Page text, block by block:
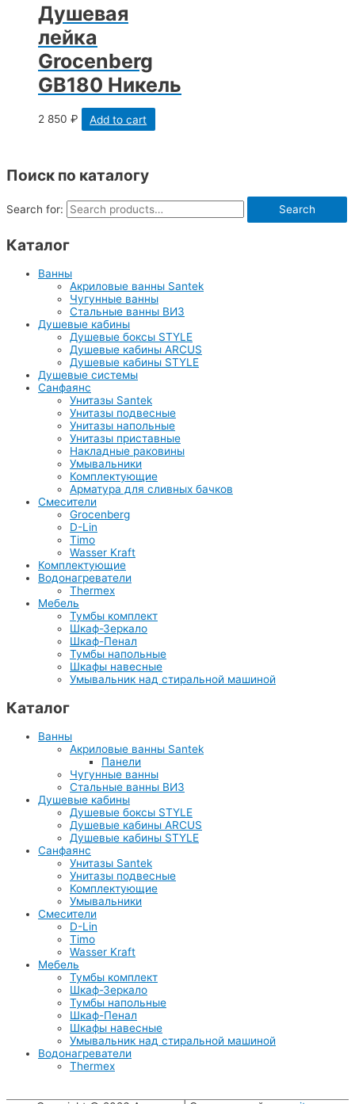
Поиск по каталогу
Search for: Search
Каталог
Ванны
Акриловые ванны Santek
Чугунные ванны
Стальные ванны ВИЗ
Душевые кабины
Душевые боксы STYLE
Душевые кабины ARCUS
Душевые кабины STYLE
Душевые системы
Санфаянс
Унитазы Santek
Унитазы подвесные
Унитазы напольные
Унитазы приставные
Накладные раковины
Умывальники
Комплектующие
Арматура для сливных бачков
Смесители
Grocenberg
D-Lin
Timo
Wasser Kraft
Комплектующие
Водонагреватели
Thermex
Мебель
Тумбы комплект
Шкаф-Зеркало
Шкаф-Пенал
Тумбы напольные
Шкафы навесные
Умывальник над стиральной машиной
Каталог
Ванны
Акриловые ванны Santek
Панели
Чугунные ванны
Стальные ванны ВИЗ
Душевые кабины
Душевые боксы STYLE
Душевые кабины ARCUS
Душевые кабины STYLE
Санфаянс
Унитазы Santek
Унитазы подвесные
Комплектующие
Умывальники
Смесители
D-Lin
Timo
Wasser Kraft
Мебель
Тумбы комплект
Шкаф-Зеркало
Тумбы напольные
Шкаф-Пенал
Шкафы навесные
Умывальник над стиральной машиной
Водонагреватели
Thermex
Душевая
лейка
Grocenberg
GB180 Никель
2 850 ₽ Add to cart